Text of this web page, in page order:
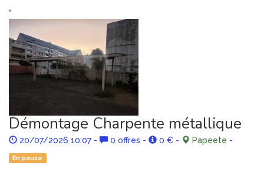
Démontage Charpente métallique
20/07/2026 10:07 - 0 offres - 0 € - Papeete -
En pause